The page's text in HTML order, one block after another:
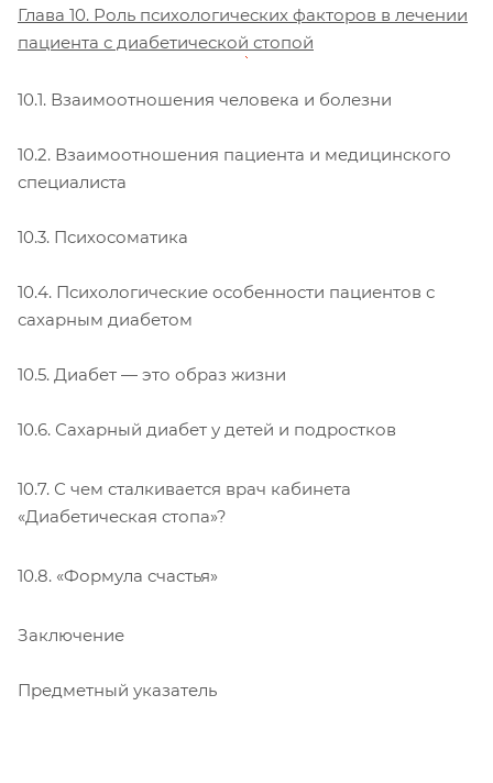
Глава 10. Роль психологических факторов в лечении
пациента с диабетической стопой
10.1. Взаимоотношения человека и болезни
10.2. Взаимоотношения пациента и медицинского
специалиста
10.3. Психосоматика
10.4. Психологические особенности пациентов с
сахарным диабетом
10.5. Диабет — это образ жизни
10.6. Сахарный диабет у детей и подростков
10.7. С чем сталкивается врач кабинета
«Диабетическая стопа»?
10.8. «Формула счастья»
Заключение
Предметный указатель